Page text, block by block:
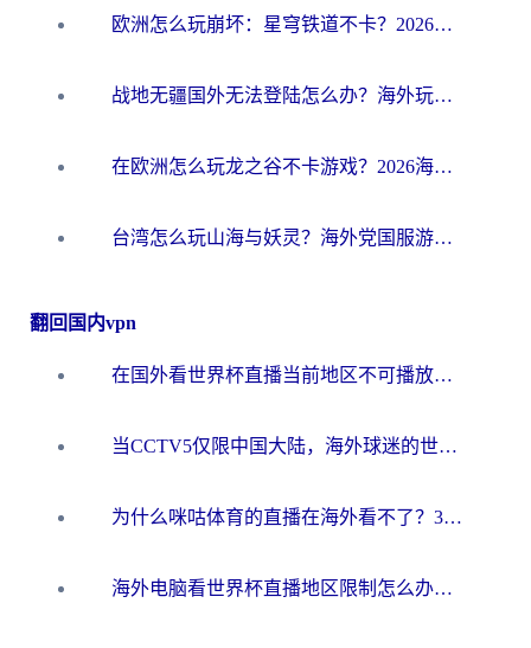
欧洲怎么玩崩坏：星穹铁道不卡？2026海外玩家国服游戏加速器终极攻略
战地无疆国外无法登陆怎么办？海外玩家国服畅玩终极指南（附欧服魔兽EVE加速方案）
在欧洲怎么玩龙之谷不卡游戏？2026海外党国服游戏加速全攻略
台湾怎么玩山海与妖灵？海外党国服游戏加速全攻略，告别延迟卡顿
翻回国内vpn
在国外看世界杯直播当前地区不可播放？海外党必看的回国加速全攻略
当CCTV5仅限中国大陆，海外球迷的世界杯狂欢如何继续？
为什么咪咕体育的直播在海外看不了？3步解决海外看世界杯+抖音地区限制难题
海外电脑看世界杯直播地区限制怎么办？你需要一个聪明的加速器